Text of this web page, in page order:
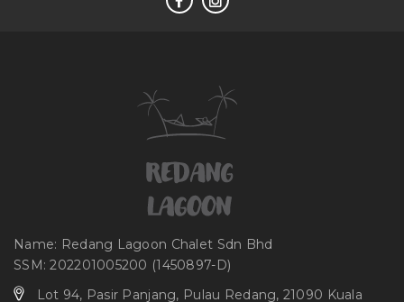
Name: Redang Lagoon Chalet Sdn Bhd
SSM: 202201005200 (1450897-D)
Lot 94, Pasir Panjang, Pulau Redang, 21090 Kuala